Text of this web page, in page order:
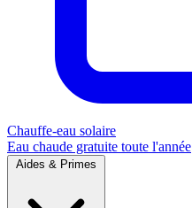
Chauffe-eau solaire
Eau chaude gratuite toute l'année